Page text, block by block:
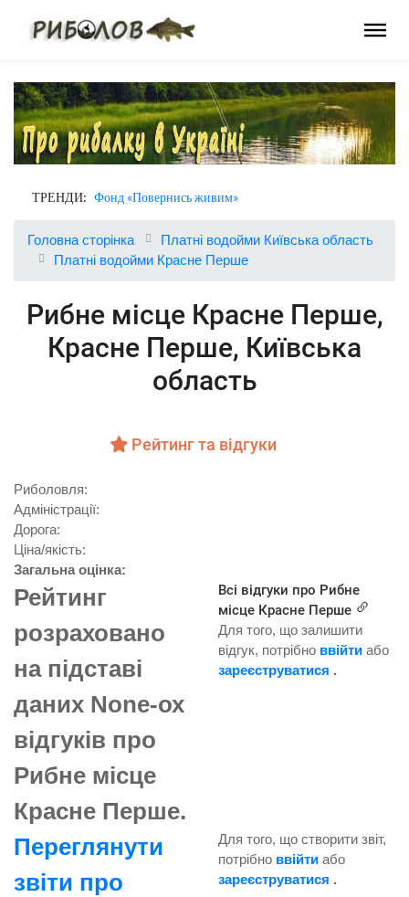
ТРЕНДИ: Фонд «Повернись живим»
Головна сторінка
Платні водойми Київська область
Платні водойми Красне Перше
Рибне місце Красне Перше,
Красне Перше, Київська
область
Рейтинг та відгуки
Риболовля:
Aдміністрації:
Дорога:
Ціна/якість:
Загальна оцінка:
Рейтинг
розраховано
на підставі
даних None-ох
відгуків про
Рибне місце
Красне Перше.
Всі відгуки про Рибне
місце Красне Перше
Для того, що залишити
відгук, потрібно ввійти або
зареєструватися .
Переглянути
звіти про
Для того, що створити звіт,
потрібно ввійти або
зареєструватися .